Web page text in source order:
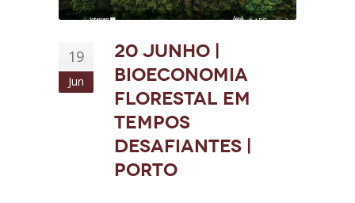
19
Jun
20 Junho |
Bioeconomia
Florestal em
tempos
desafiantes |
Porto